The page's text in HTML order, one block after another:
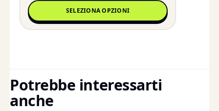
SELEZIONA OPZIONI
Potrebbe interessarti
anche